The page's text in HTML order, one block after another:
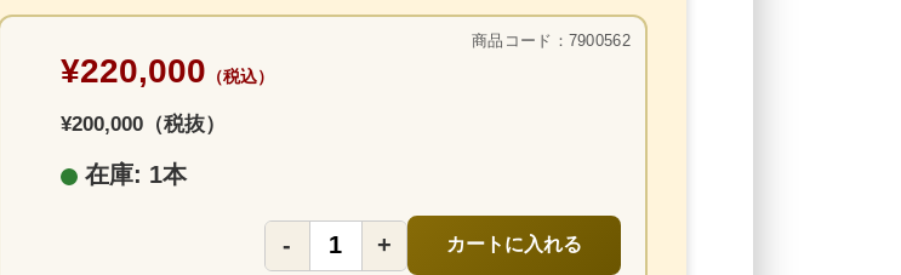
商品コード：7900562
¥220,000 （税込）
¥200,000（税抜）
在庫: 1本
- + カートに入れる